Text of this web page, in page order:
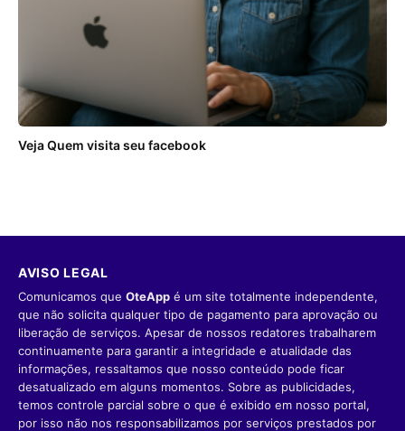
Veja Quem visita seu facebook
AVISO LEGAL
Comunicamos que OteApp é um site totalmente independente,
que não solicita qualquer tipo de pagamento para aprovação ou
liberação de serviços. Apesar de nossos redatores trabalharem
continuamente para garantir a integridade e atualidade das
informações, ressaltamos que nosso conteúdo pode ficar
desatualizado em alguns momentos. Sobre as publicidades,
temos controle parcial sobre o que é exibido em nosso portal,
por isso não nos responsabilizamos por serviços prestados por